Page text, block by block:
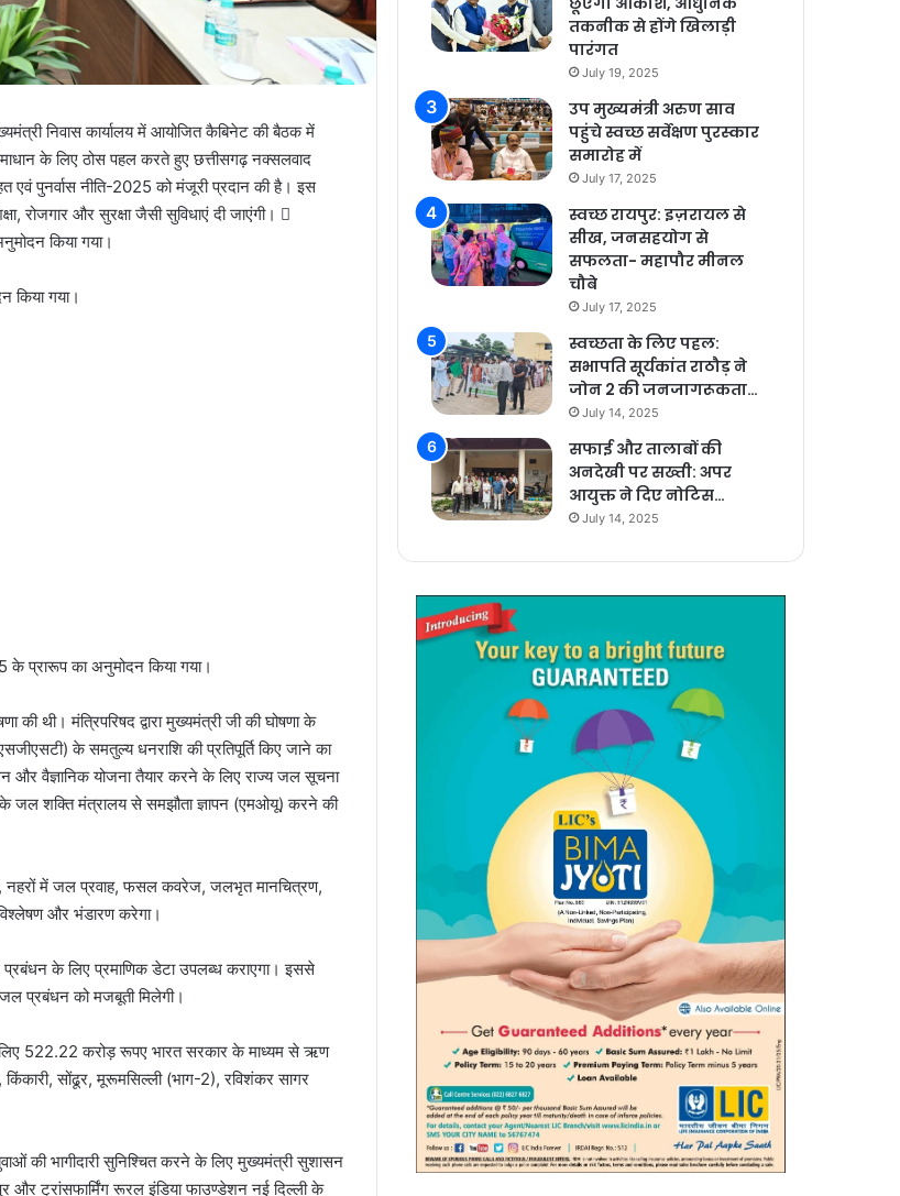
निवास कार्यालय में आयोजित कैबिनेट की बैठक में
के लिए ठोस पहल करते हुए छत्तीसगढ़ नक्सलवाद
एवं पुनर्वास नीति-2025 को मंजूरी प्रदान की है। इस
रोजगार और सुरक्षा जैसी सुविधाएं दी जाएंगी। 
किया गया।
किया गया।
के प्रारूप का अनुमोदन किया गया।
की थी। मंत्रिपरिषद द्वारा मुख्यमंत्री जी की घोषणा के
के समतुल्य धनराशि की प्रतिपूर्ति किए जाने का
और वैज्ञानिक योजना तैयार करने के लिए राज्य जल सूचना
जल शक्ति मंत्रालय से समझौता ज्ञापन (एमओयू) करने की
नहरों में जल प्रवाह, फसल कवरेज, जलभृत मानचित्रण,
और भंडारण करेगा।
के लिए प्रमाणिक डेटा उपलब्ध कराएगा। इससे
जल प्रबंधन को मजबूती मिलेगी।
लिए 522.22 करोड़ रूपए भारत सरकार के माध्यम से ऋण
किंकारी, सोंढूर, मूरूमसिल्ली (भाग-2), रविशंकर सागर
की भागीदारी सुनिश्चित करने के लिए मुख्यमंत्री सुशासन
ट्रांसफार्मिंग रूरल इंडिया फाउण्डेशन नई दिल्ली के
तकनीक से होंगे खिलाड़ी
पारंगत
July 19, 2025
उप मुख्यमंत्री अरुण साव
पहुंचे स्वच्छ सर्वेक्षण पुरस्कार
समारोह में
July 17, 2025
स्वच्छ रायपुर: इज़रायल से
सीख, जनसहयोग से
सफलता- महापौर मीनल
चौबे
July 17, 2025
स्वच्छता के लिए पहल:
सभापति सूर्यकांत राठौड़ ने
जोन 2 की जनजागरूकता…
July 14, 2025
सफाई और तालाबों की
अनदेखी पर सख्ती: अपर
आयुक्त ने दिए नोटिस…
July 14, 2025